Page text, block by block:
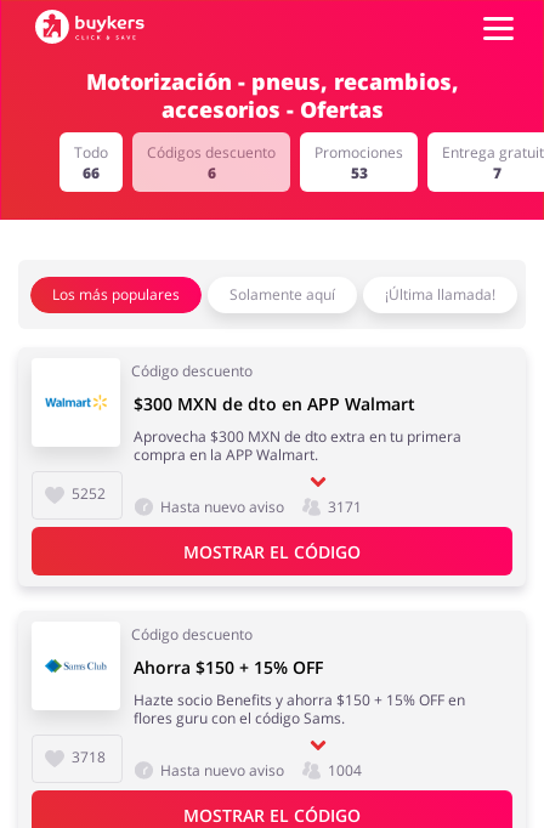
Salud y Belleza
Electrónica y
Electrodomésticos
Regalos y Flores Supermercado
Hogar y Jardín Deporte y Hobby
Top100
Motorización - pneus, recambios,
accesorios - Ofertas
Todo
66
Códigos descuento
6
Promociones
53
Entrega
7
Los más populares Solamente aquí ¡Última llamada!
Código descuento
5252
$300 MXN de dto en APP Walmart
Aprovecha $300 MXN de dto extra en tu primera
compra en la APP Walmart.
Hasta nuevo aviso 3171
MOSTRAR EL CÓDIGO
Código descuento
3718
Ahorra $150 + 15% OFF
Hazte socio Benefits y ahorra $150 + 15% OFF en
flores guru con el código Sams.
Hasta nuevo aviso 1004
MOSTRAR EL CÓDIGO